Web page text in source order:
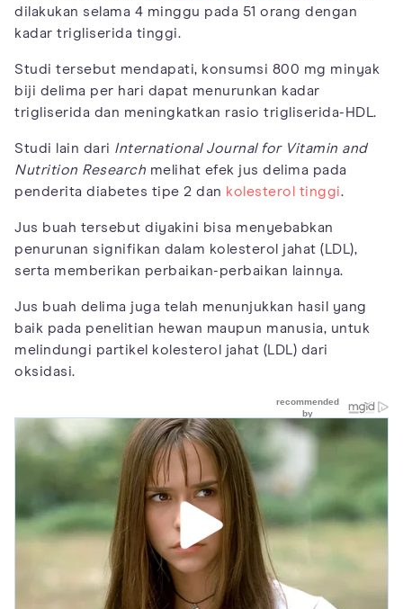
dilakukan selama 4 minggu pada 51 orang dengan
kadar trigliserida tinggi.
Studi tersebut mendapati, konsumsi 800 mg minyak
biji delima per hari dapat menurunkan kadar
trigliserida dan meningkatkan rasio trigliserida-HDL.
Studi lain dari International Journal for Vitamin and
Nutrition Research melihat efek jus delima pada
penderita diabetes tipe 2 dan kolesterol tinggi.
Jus buah tersebut diyakini bisa menyebabkan
penurunan signifikan dalam kolesterol jahat (LDL),
serta memberikan perbaikan-perbaikan lainnya.
Jus buah delima juga telah menunjukkan hasil yang
baik pada penelitian hewan maupun manusia, untuk
melindungi partikel kolesterol jahat (LDL) dari
oksidasi.